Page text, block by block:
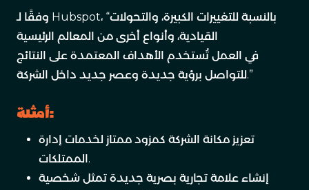
وفقًا لـ Hubspot، “بالنسبة للتغييرات الكبيرة، والتحولات
القيادية، وأنواع أخرى من المعالم الرئيسية
في العمل تُستخدم الأهداف المعتمدة على النتائج
للتواصل برؤية جديدة وعصر جديد داخل الشركة.”
أمثلة:
تعزيز مكانة الشركة كمزود ممتاز لخدمات إدارة
الممتلكات.
إنشاء علامة تجارية بصرية جديدة تمثل شخصية